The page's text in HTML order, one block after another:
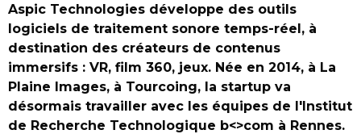
Aspic Technologies développe des outils
logiciels de traitement sonore temps-réel, à
destination des créateurs de contenus
immersifs : VR, film 360, jeux. Née en 2014, à La
Plaine Images, à Tourcoing, la startup va
désormais travailler avec les équipes de l'Institut
de Recherche Technologique b<>com à Rennes.